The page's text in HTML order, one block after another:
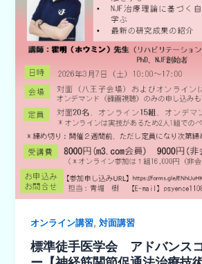
オンライン講習,対面講習
標準徒手医学会 アドバンス